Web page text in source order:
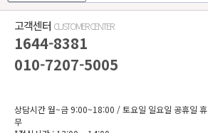
고객센터 CUSTOMER CENTER
1644-8381
010-7207-5005
상담시간 월~금 9:00~18:00 / 토요일 일요일 공휴일 휴
무